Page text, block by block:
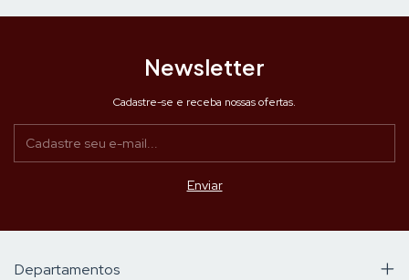
Newsletter
Cadastre-se e receba nossas ofertas.
Departamentos